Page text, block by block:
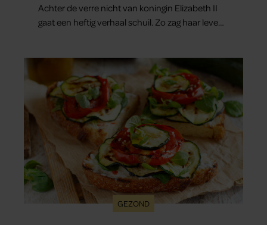
Achter de verre nicht van koningin Elizabeth II
gaat een heftig verhaal schuil. Zo zag haar leven
GEZOND